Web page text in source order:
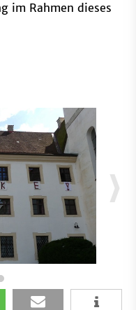
im Rahmen dieses